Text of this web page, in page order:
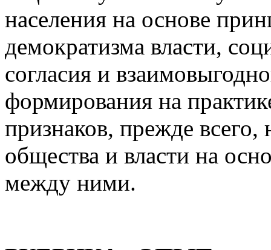
населения на основе
демократизма власти,
согласия и
формирования на
признаков, прежде
общества и власти на
между ними.